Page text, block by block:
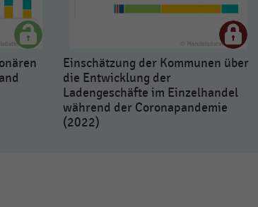
Einschätzung der Kommunen über
die Entwicklung der
Ladengeschäfte im Einzelhandel
während der Coronapandemie
(2022)